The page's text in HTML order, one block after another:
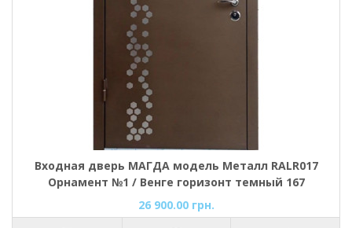
Входная дверь МАГДА модель Металл RALR017
Орнамент №1 / Венге горизонт темный 167
26 900.00 грн.